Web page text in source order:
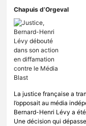
Chapuis d’Orgeval
La justice française a
l’opposait au média
Bernard-Henri Lévy a
Une décision qui